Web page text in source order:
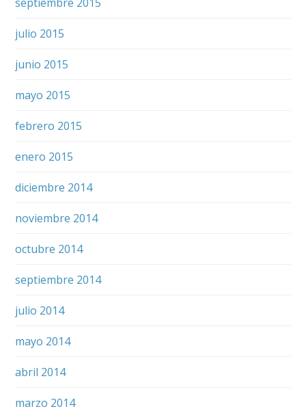
julio 2015
junio 2015
mayo 2015
febrero 2015
enero 2015
diciembre 2014
noviembre 2014
octubre 2014
septiembre 2014
julio 2014
mayo 2014
abril 2014
marzo 2014